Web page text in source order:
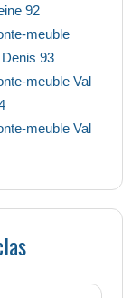
92
meuble
93
meuble Val
meuble Val